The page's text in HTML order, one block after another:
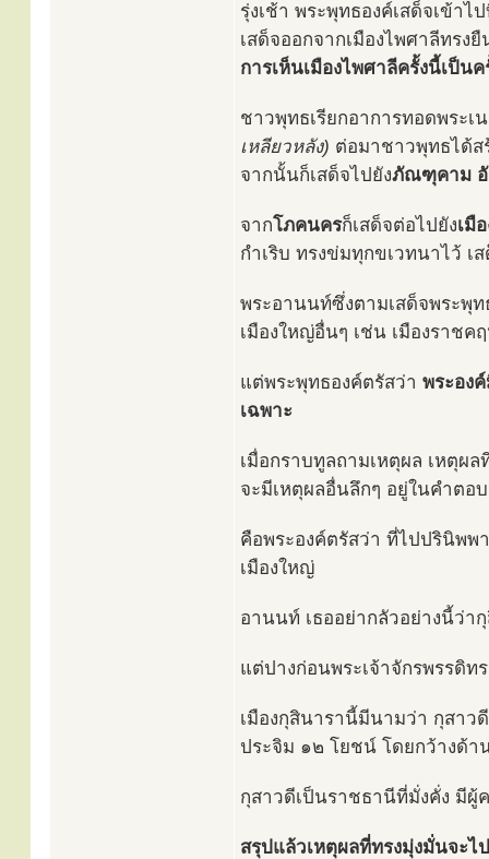
รุ่งเช้า พระพุทธองค์เสด็จเข้
เสด็จออกจากเมืองไพศาลีทรง
การเห็นเมืองไพศาลีครั้งนี้เป็น
ชาวพุทธเรียกอาการทอดพระเ
เหลียวหลัง) ต่อมาชาวพุทธได้
จากนั้นก็เสด็จไปยังภัณฑุคาม อั
จากโภคนครก็เสด็จต่อไปยังเมื
กำเริบ ทรงข่มทุกขเวทนาไว้ เ
พระอานนท์ซึ่งตามเสด็จพระพุ
เมืองใหญ่อื่นๆ เช่น เมืองราชค
แต่พระพุทธองค์ตรัสว่า พระอง
เฉพาะ
เมื่อกราบทูลถามเหตุผล เหตุผ
จะมีเหตุผลอื่นลึกๆ อยู่ในคำตอ
คือพระองค์ตรัสว่า ที่ไปปรินิพพ
เมืองใหญ่
อานนท์ เธออย่ากลัวอย่างนี้ว่ากุ
แต่ปางก่อนพระเจ้าจักรพรรดิท
เมืองกุสินารานี้มีนามว่า กุสาว
ประจิม ๑๒ โยชน์ โดยกว้างด้
กุสาวดีเป็นราชธานีที่มั่งคั่ง มี
สรุปแล้วเหตุผลที่ทรงมุ่งมั่นจะไ